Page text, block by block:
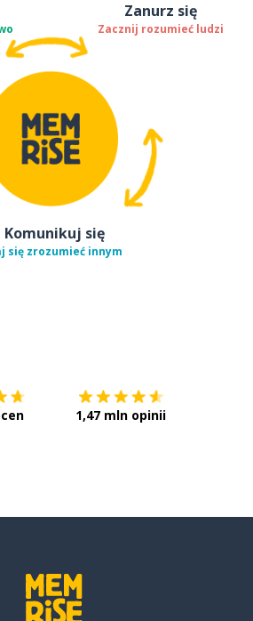
Zanurz się
Zacznij rozumieć ludzi
Komunikuj się
się zrozumieć innym
1,47 mln opinii